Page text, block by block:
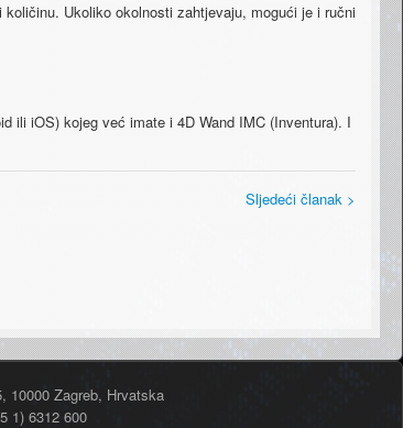
količinu. Ukoliko okolnosti zahtjevaju, mogući je i ručni
ili iOS) kojeg već imate i 4D Wand IMC (Inventura). I
Sljedeći članak >
10000 Zagreb, Hrvatska
1) 6312 600